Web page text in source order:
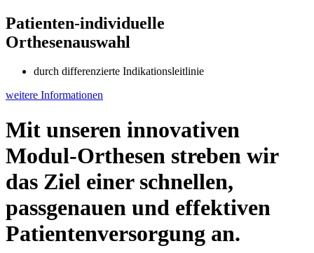
Patienten-individuelle
Orthesenauswahl
durch differenzierte Indikationsleitlinie
weitere Informationen
Mit unseren innovativen
Modul-Orthesen streben wir
das Ziel einer schnellen,
passgenauen und effektiven
Patientenversorgung an.